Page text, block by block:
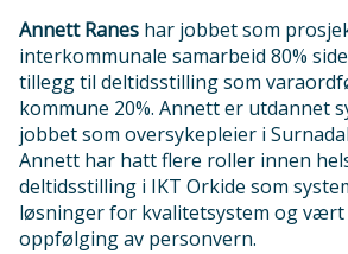
Annett Ranes har jobbet som
interkommunale samarbeid 80%
tillegg til deltidsstilling som
kommune 20%. Annett er utdannet
jobbet som oversykepleier i
Annett har hatt flere roller innen
deltidsstilling i IKT Orkide som
løsninger for kvalitetsystem og
oppfølging av personvern.